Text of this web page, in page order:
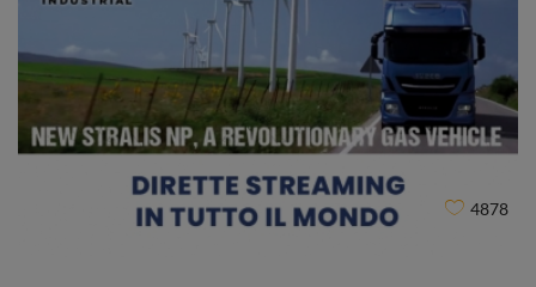
Ministero dei Beni Culturali
CLIENT
4878